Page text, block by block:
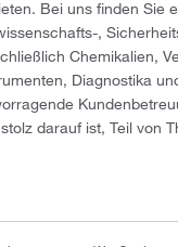
Bei uns finden Sie
,
Chemikalien,
Diagnostika
darauf ist, Teil von